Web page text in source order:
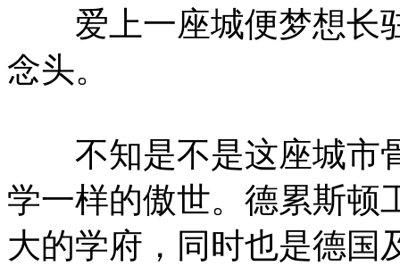
爱上一座城便梦想长
念头。
不知是不是这座城市
学一样的傲世。德累斯顿
大的学府，同时也是德国